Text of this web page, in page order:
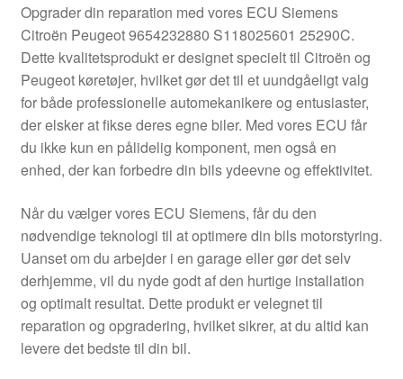
Klageprocedure
Kontakte
Kurv
Min Konto
Om os
Privatlivspolitik
Opgrader din reparation med vores ECU Siemens
Citroën Peugeot 9654232880 S118025601 25290C.
Dette kvalitetsprodukt er designet specielt til Citroën og
Peugeot køretøjer, hvilket gør det til et uundgåeligt valg
for både professionelle automekanikere og entusiaster,
der elsker at fikse deres egne biler. Med vores ECU får
du ikke kun en pålidelig komponent, men også en
enhed, der kan forbedre din bils ydeevne og effektivitet.
Når du vælger vores ECU Siemens, får du den
nødvendige teknologi til at optimere din bils motorstyring.
Uanset om du arbejder i en garage eller gør det selv
derhjemme, vil du nyde godt af den hurtige installation
og optimalt resultat. Dette produkt er velegnet til
reparation og opgradering, hvilket sikrer, at du altid kan
levere det bedste til din bil.